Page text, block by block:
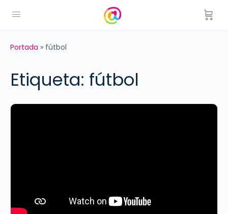
Portada » fútbol
Etiqueta: fútbol